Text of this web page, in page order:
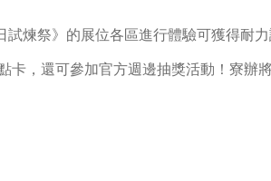
煉祭》的展位各區進行體驗可獲得耐
卡，還可參加官方週邊抽獎活動！寮辦